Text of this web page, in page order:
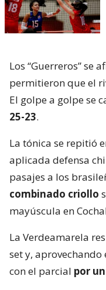
Los “Guerreros” se
permitieron que el
El golpe a golpe se
25-23.
La tónica se repitió
aplicada defensa
pasajes a los
combinado criollo
mayúscula en
La Verdeamarela
set y, aprovechando
con el parcial por